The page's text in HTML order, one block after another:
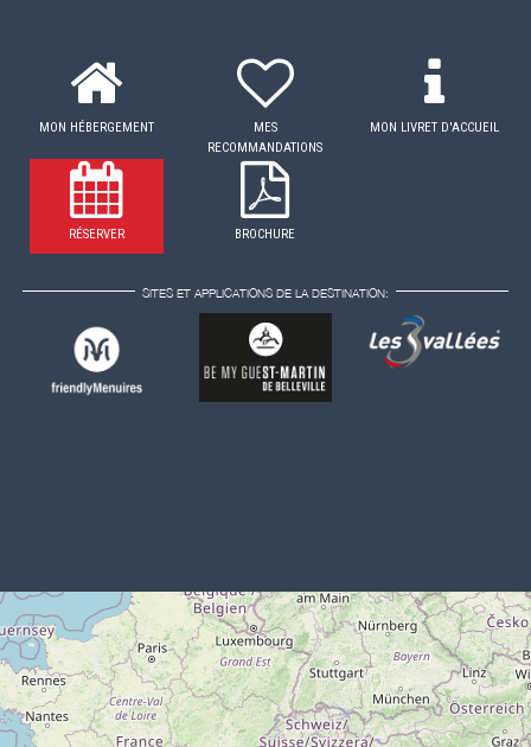
MON HÉBERGEMENT
MES
RECOMMANDATIONS
MON LIVRET D'ACCUEIL
RÉSERVER BROCHURE
SITES ET APPLICATIONS DE LA DESTINATION: